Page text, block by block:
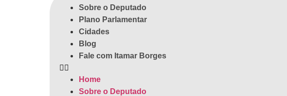
Sobre o Deputado
Plano Parlamentar
Cidades
Blog
Fale com Itamar Borges
Home
Sobre o Deputado